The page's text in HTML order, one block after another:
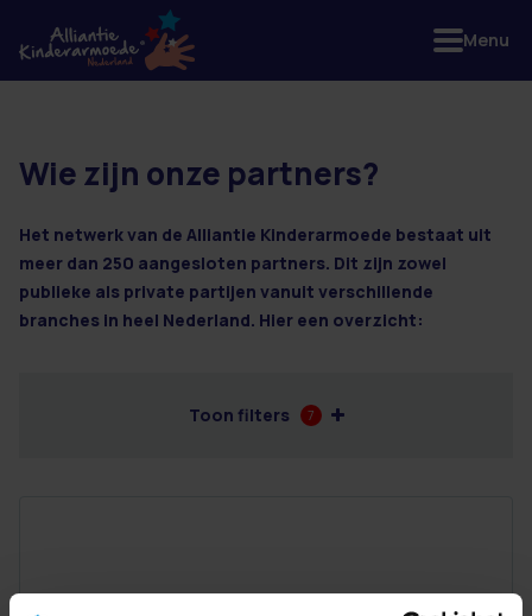
2 resultaten
Wie zijn onze partners?
Het netwerk van de Alliantie Kinderarmoede bestaat uit
meer dan 250 aangesloten partners. Dit zijn zowel
publieke als private partijen vanuit verschillende
branches in heel Nederland. Hier een overzicht:
Toon filters 7
Menu